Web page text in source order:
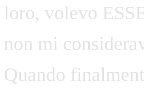
loro, volevo
non mi
Quando